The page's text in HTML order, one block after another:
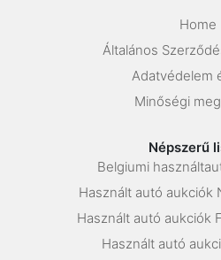
Home
Általános
Adatvédelem
Minőségi
Népszerű
Belgiumi
Használt autó aukciók
Használt autó aukciók
Használt autó